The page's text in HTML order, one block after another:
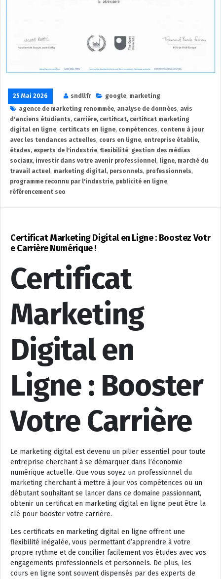
25 Mai 2026 sndllfr google, marketing
agence de marketing renommée, analyse de données, avis
d'anciens étudiants, carrière, certificat, certificat marketing
digital en ligne, certificats en ligne, compétences, contenu à jour
avec les tendances actuelles, cours en ligne, entreprise établie,
études, experts de l'industrie, flexibilité, gestion des médias
sociaux, investir dans votre avenir professionnel, ligne, marché du
travail actuel, marketing digital, personnels, professionnels,
programme reconnu par l'industrie, publicité en ligne,
référencement seo
Certificat Marketing Digital en Ligne : Boostez Votr
e Carrière Numérique !
Certificat
Marketing
Digital en
Ligne : Booster
Votre Carrière
Le marketing digital est devenu un pilier essentiel pour toute
entreprise cherchant à se démarquer dans l’économie
numérique actuelle. Que vous soyez un professionnel du
marketing cherchant à mettre à jour vos compétences ou un
débutant souhaitant se lancer dans ce domaine passionnant,
obtenir un certificat en marketing digital en ligne peut être la
clé pour booster votre carrière.
Les certificats en marketing digital en ligne offrent une
flexibilité inégalée, vous permettant d’apprendre à votre
propre rythme et de concilier facilement vos études avec vos
engagements professionnels et personnels. De plus, les
cours en ligne sont souvent dispensés par des experts de